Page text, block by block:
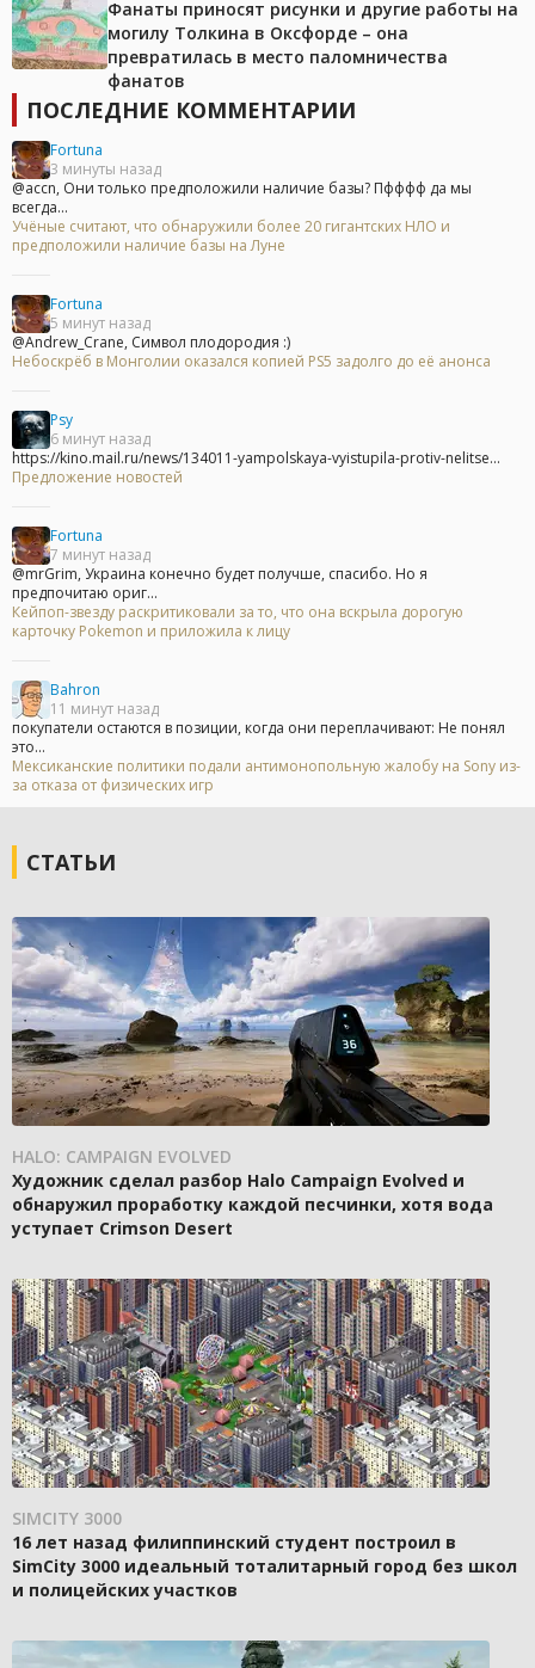
Фанаты приносят рисунки и другие работы на
могилу Толкина в Оксфорде – она
превратилась в место паломничества
фанатов
ПОСЛЕДНИЕ КОММЕНТАРИИ
Fortuna
3 минуты назад
@accn, Они только предположили наличие базы? Пфффф да мы
всегда...
Учёные считают, что обнаружили более 20 гигантских НЛО и
предположили наличие базы на Луне
Fortuna
5 минут назад
@Andrew_Crane, Символ плодородия :)
Небоскрёб в Монголии оказался копией PS5 задолго до её анонса
Psy
6 минут назад
https://kino.mail.ru/news/134011-yampolskaya-vyistupila-protiv-nelitse...
Предложение новостей
Fortuna
7 минут назад
@mrGrim, Украина конечно будет получше, спасибо. Но я
предпочитаю ориг...
Кейпоп-звезду раскритиковали за то, что она вскрыла дорогую
карточку Pokemon и приложила к лицу
Bahron
11 минут назад
покупатели остаются в позиции, когда они переплачивают: Не понял
это...
Мексиканские политики подали антимонопольную жалобу на Sony из-
за отказа от физических игр
СТАТЬИ
HALO: CAMPAIGN EVOLVED
Художник сделал разбор Halo Campaign Evolved и
обнаружил проработку каждой песчинки, хотя вода
уступает Crimson Desert
SIMCITY 3000
16 лет назад филиппинский студент построил в
SimCity 3000 идеальный тоталитарный город без школ
и полицейских участков